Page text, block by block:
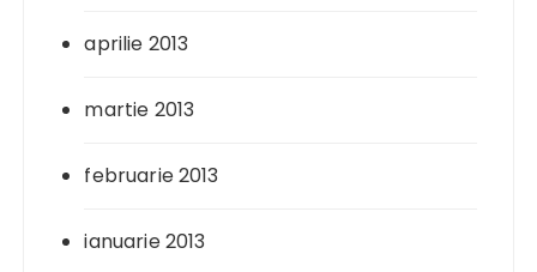
aprilie 2013
martie 2013
februarie 2013
ianuarie 2013